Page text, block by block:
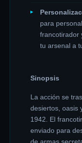
para
francotirador
tu arsenal a
Sinopsis
La acción se
desiertos, oasis
1942. El
enviado para
de armas